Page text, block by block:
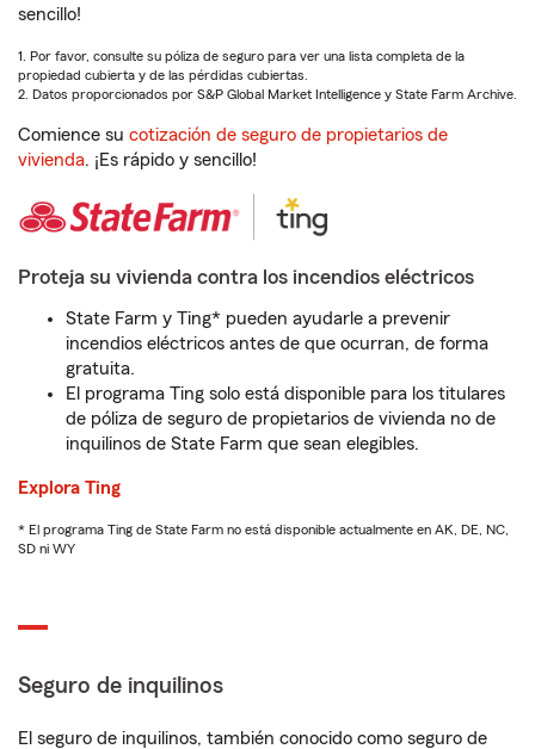
sencillo!
1. Por favor, consulte su póliza de seguro para ver una lista completa de la
propiedad cubierta y de las pérdidas cubiertas.
2. Datos proporcionados por S&P Global Market Intelligence y State Farm Archive.
Comience su cotización de seguro de propietarios de
vivienda. ¡Es rápido y sencillo!
Proteja su vivienda contra los incendios eléctricos
State Farm y Ting* pueden ayudarle a prevenir
incendios eléctricos antes de que ocurran, de forma
gratuita.
El programa Ting solo está disponible para los titulares
de póliza de seguro de propietarios de vivienda no de
inquilinos de State Farm que sean elegibles.
Explora Ting
* El programa Ting de State Farm no está disponible actualmente en AK, DE, NC,
SD ni WY
Seguro de inquilinos
El seguro de inquilinos, también conocido como seguro de